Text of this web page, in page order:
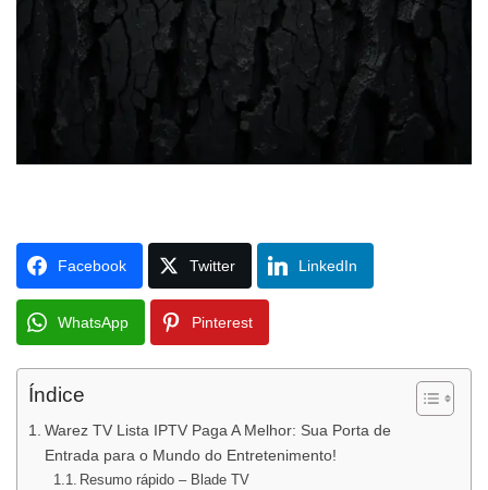
Facebook Twitter LinkedIn
WhatsApp Pinterest
Índice
Warez TV Lista IPTV Paga A Melhor: Sua Porta de
Entrada para o Mundo do Entretenimento!
Resumo rápido – Blade TV